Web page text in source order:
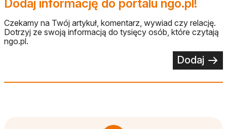
Dodaj informację do portalu ngo.pl!
Czekamy na Twój artykuł, komentarz, wywiad czy relację.
Dotrzyj ze swoją informacją do tysięcy osób, które czytają
ngo.pl.
Dodaj